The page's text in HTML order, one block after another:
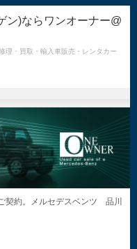
ン)ならワンオーナー@
・買取・輸入車販売・レンタカー
契約。メルセデスベンツ 品川